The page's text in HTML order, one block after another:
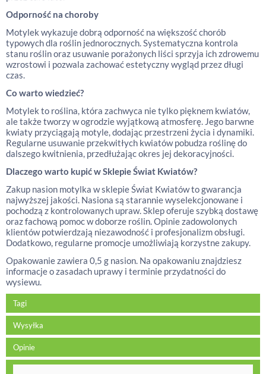
Odporność na choroby
Motylek wykazuje dobrą odporność na większość chorób
typowych dla roślin jednorocznych. Systematyczna kontrola
stanu roślin oraz usuwanie porażonych liści sprzyja ich zdrowemu
wzrostowi i pozwala zachować estetyczny wygląd przez długi
czas.
Co warto wiedzieć?
Motylek to roślina, która zachwyca nie tylko pięknem kwiatów,
ale także tworzy w ogrodzie wyjątkową atmosferę. Jego barwne
kwiaty przyciągają motyle, dodając przestrzeni życia i dynamiki.
Regularne usuwanie przekwitłych kwiatów pobudza roślinę do
dalszego kwitnienia, przedłużając okres jej dekoracyjności.
Dlaczego warto kupić w Sklepie Świat Kwiatów?
Zakup nasion motylka w sklepie Świat Kwiatów to gwarancja
najwyższej jakości. Nasiona są starannie wyselekcjonowane i
pochodzą z kontrolowanych upraw. Sklep oferuje szybką dostawę
oraz fachową pomoc w doborze roślin. Opinie zadowolonych
klientów potwierdzają niezawodność i profesjonalizm obsługi.
Dodatkowo, regularne promocje umożliwiają korzystne zakupy.
Opakowanie zawiera 0,5 g nasion. Na opakowaniu znajdziesz
informacje o zasadach uprawy i terminie przydatności do
wysiewu.
Tagi
Wysyłka
Opinie